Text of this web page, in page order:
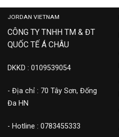
JORDAN VIETNAM
CÔNG TY TNHH TM & ĐT
QUỐC TẾ Á CHÂU
DKKD : 0109539054
- Địa chỉ : 70 Tây Sơn, Đống
Đa HN
- Hotline : 0783455333